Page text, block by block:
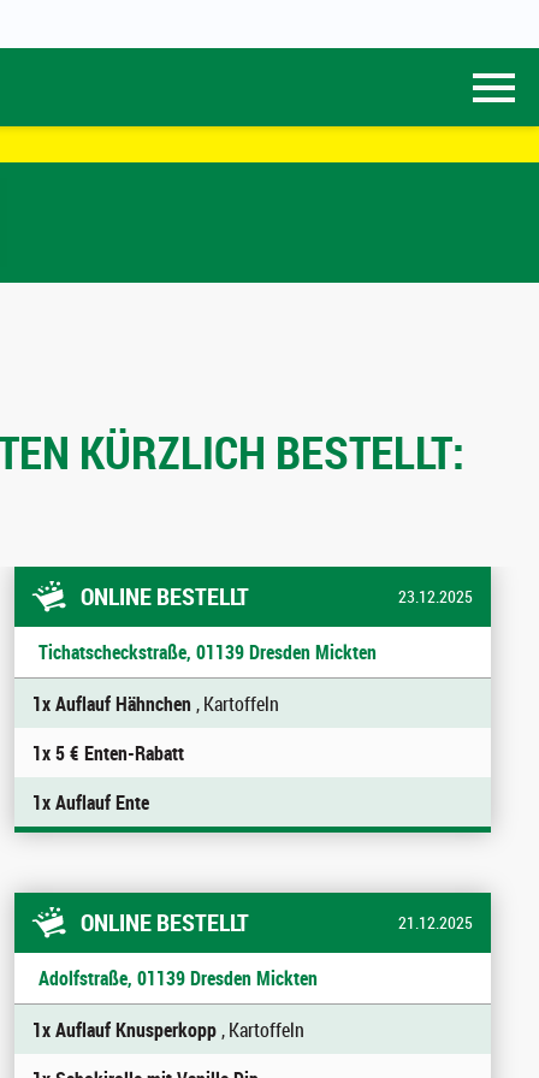
KÜRZLICH BESTELLT:
ONLINE BESTELLT 23.12.2025
Tichatscheckstraße, 01139 Dresden Mickten
1x Auflauf Hähnchen, Kartoffeln
1x 5 € Enten-Rabatt
1x Auflauf Ente
ONLINE BESTELLT 21.12.2025
Adolfstraße, 01139 Dresden Mickten
1x Auflauf Knusperkopp, Kartoffeln